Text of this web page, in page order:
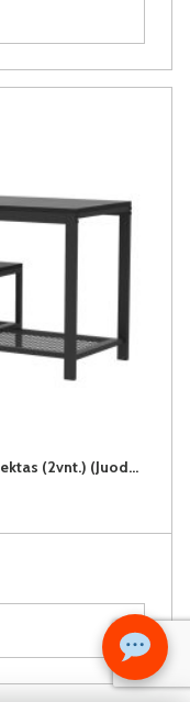
TAMBO batų lentynų-suoliukų komplektas (2vnt.) (Juodas)